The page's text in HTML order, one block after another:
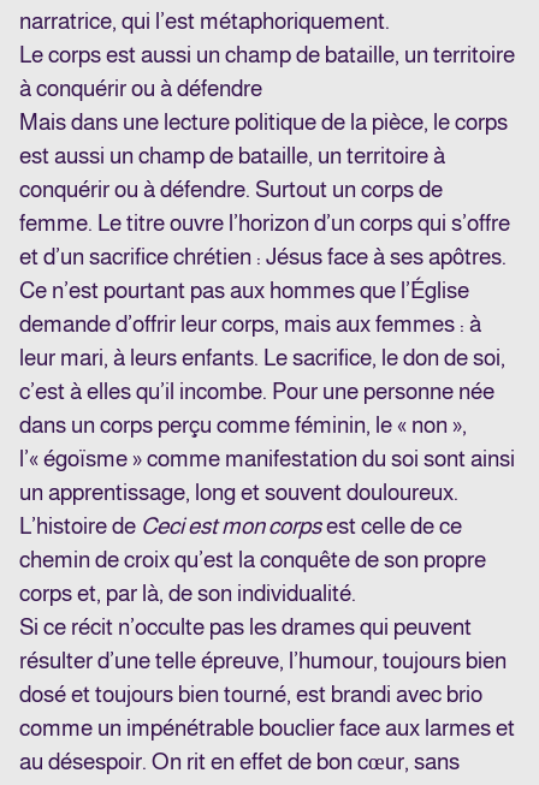
narratrice, qui l’est métaphoriquement.
Le corps est aussi un champ de bataille, un territoire
à conquérir ou à défendre
Mais dans une lecture politique de la pièce, le corps
est aussi un champ de bataille, un territoire à
conquérir ou à défendre. Surtout un corps de
femme. Le titre ouvre l’horizon d’un corps qui s’offre
et d’un sacrifice chrétien : Jésus face à ses apôtres.
Ce n’est pourtant pas aux hommes que l’Église
demande d’offrir leur corps, mais aux femmes : à
leur mari, à leurs enfants. Le sacrifice, le don de soi,
c’est à elles qu’il incombe. Pour une personne née
dans un corps perçu comme féminin, le « non »,
l’« égoïsme » comme manifestation du soi sont ainsi
un apprentissage, long et souvent douloureux.
L’histoire de Ceci est mon corpsest celle de ce
chemin de croix qu’est la conquête de son propre
corps et, par là, de son individualité.
Si ce récit n’occulte pas les drames qui peuvent
résulter d’une telle épreuve, l’humour, toujours bien
dosé et toujours bien tourné, est brandi avec brio
comme un impénétrable bouclier face aux larmes et
au désespoir. On rit en effet de bon cœur, sans